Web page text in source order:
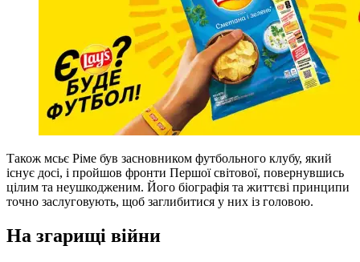
Також мсьє Ріме був засновником футбольного клубу, який
існує досі, і пройшов фронти Першої світової, повернувшись
цілим та неушкодженим. Його біографія та життєві принципи
точно заслуговують, щоб заглибитися у них із головою.
На згарищі війни